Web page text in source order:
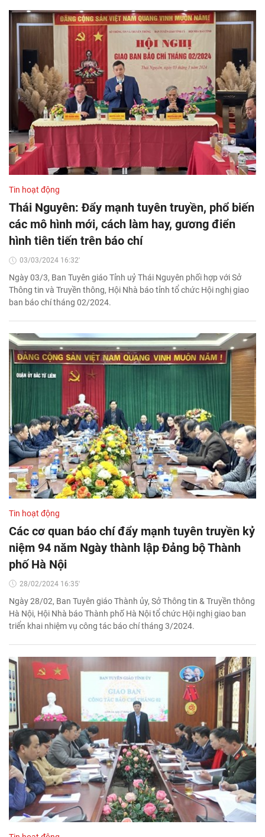
Tin hoạt động
Thái Nguyên: Đẩy mạnh tuyên truyền, phổ biến
các mô hình mới, cách làm hay, gương điển
hình tiên tiến trên báo chí
03/03/2024 16:32'
Ngày 03/3, Ban Tuyên giáo Tỉnh uỷ Thái Nguyên phối hợp với Sở
Thông tin và Truyền thông, Hội Nhà báo tỉnh tổ chức Hội nghị giao
ban báo chí tháng 02/2024.
Tin hoạt động
Các cơ quan báo chí đẩy mạnh tuyên truyền kỷ
niệm 94 năm Ngày thành lập Đảng bộ Thành
phố Hà Nội
28/02/2024 16:35'
Ngày 28/02, Ban Tuyên giáo Thành ủy, Sở Thông tin & Truyền thông
Hà Nội, Hội Nhà báo Thành phố Hà Nội tổ chức Hội nghị giao ban
triển khai nhiệm vụ công tác báo chí tháng 3/2024.